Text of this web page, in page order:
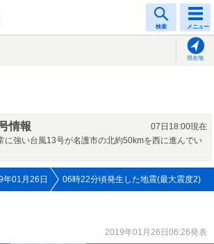
検索 メニュー
現在地
情報
07日18:00現在
に強い台風13号が名護市の北約50kmを西に進んでい
年01月26日 06時22分頃発生した地震(最大震度2)
2019年01月26日06:26発表